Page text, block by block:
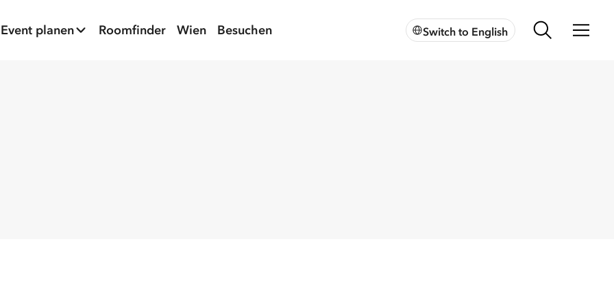
Event planen Roomfinder Wien Besuchen Switch to English